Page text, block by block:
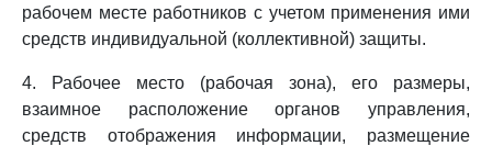
рабочем месте работников с учетом применения ими
средств индивидуальной (коллективной) защиты.
4. Рабочее место (рабочая зона), его размеры,
взаимное расположение органов управления,
средств отображения информации, размещение